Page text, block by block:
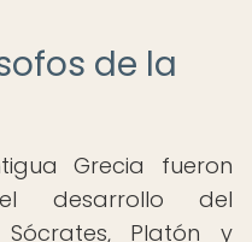
de la
Grecia fueron
desarrollo del
Sócrates, Platón y